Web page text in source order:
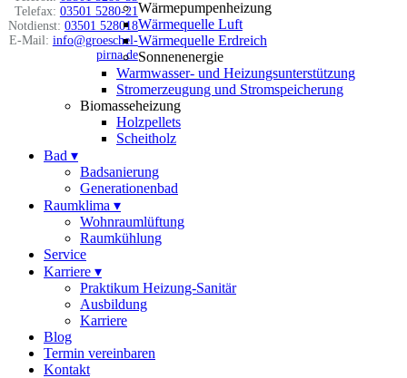
Telefax: 03501 5280-21
Notdienst: 03501 528018
E-Mail: info@groeschel-
pirna.de
Wärmepumpenheizung
Wärmequelle Luft
Wärmequelle Erdreich
Sonnenenergie
Warmwasser- und Heizungsunterstützung
Stromerzeugung und Stromspeicherung
Biomasseheizung
Holzpellets
Scheitholz
Bad ▾
Badsanierung
Generationenbad
Raumklima ▾
Wohnraumlüftung
Raumkühlung
Service
Karriere ▾
Praktikum Heizung-Sanitär
Ausbildung
Karriere
Blog
Termin vereinbaren
Kontakt